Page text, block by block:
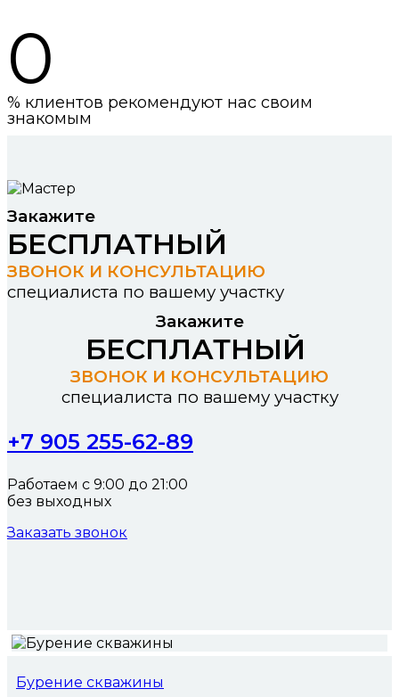
0
% клиентов рекомендуют нас своим
знакомым
Закажите
БЕСПЛАТНЫЙ
ЗВОНОК И КОНСУЛЬТАЦИЮ
специалиста по вашему участку
Закажите
БЕСПЛАТНЫЙ
ЗВОНОК И КОНСУЛЬТАЦИЮ
специалиста по вашему участку
+7 905 255-62-89
Работаем с 9:00 до 21:00
без выходных
Заказать звонок
Бурение скважины